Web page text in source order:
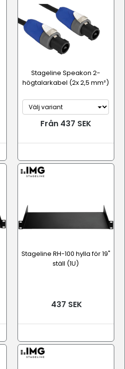
Stageline Speakon 2-
högtalarkabel (2x 2,5 mm²)
Från 437 SEK
Stageline RH-100 hylla för 19"
ställ (1U)
437 SEK